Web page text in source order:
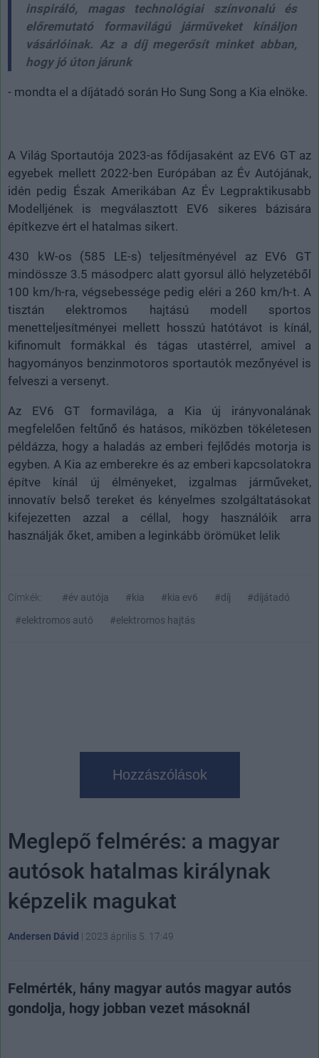
inspiráló, magas technológiai színvonalú és
előremutató formavilágú járműveket kínáljon
vásárlóinak. Az a díj megerősít minket abban,
hogy jó úton járunk
- mondta el a díjátadó során Ho Sung Song a Kia elnöke.
A Világ Sportautója 2023-as fődíjasaként az EV6 GT az
egyebek mellett 2022-ben Európában az Év Autójának,
idén pedig Észak Amerikában Az Év Legpraktikusabb
Modelljének is megválasztott EV6 sikeres bázisára
építkezve ért el hatalmas sikert.
430 kW-os (585 LE-s) teljesítményével az EV6 GT
mindössze 3.5 másodperc alatt gyorsul álló helyzetéből
100 km/h-ra, végsebessége pedig eléri a 260 km/h-t. A
tisztán elektromos hajtású modell sportos
menetteljesítményei mellett hosszú hatótávot is kínál,
kifinomult formákkal és tágas utastérrel, amivel a
hagyományos benzinmotoros sportautók mezőnyével is
felveszi a versenyt.
Az EV6 GT formavilága, a Kia új irányvonalának
megfelelően feltűnő és hatásos, miközben tökéletesen
példázza, hogy a haladás az emberi fejlődés motorja is
egyben. A Kia az emberekre és az emberi kapcsolatokra
építve kínál új élményeket, izgalmas járműveket,
innovatív belső tereket és kényelmes szolgáltatásokat
kifejezetten azzal a céllal, hogy használóik arra
használják őket, amiben a leginkább örömüket lelik
Címkék: #év autója #kia #kia ev6 #díj
#díjátadó
#elektromos autó
#elektromos hajtás
Hozzászólások
Meglepő felmérés: a magyar
autósok hatalmas királynak
képzelik magukat
Andersen Dávid | 2023 április 5. 17:49
Felmérték, hány magyar autós magyar autós
gondolja, hogy jobban vezet másoknál